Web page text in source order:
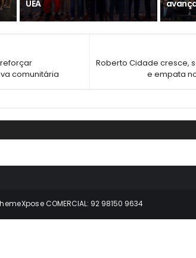
UEA
Roberto Cidade cresce,
e empata
comunitária
COMERCIAL: 92 98150 9634